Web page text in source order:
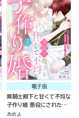
電子版
黒騎士殿下と甘くて不埒な
子作り婚 悪役にされた令
嬢はイかされ啼かされ暴か
あめよ